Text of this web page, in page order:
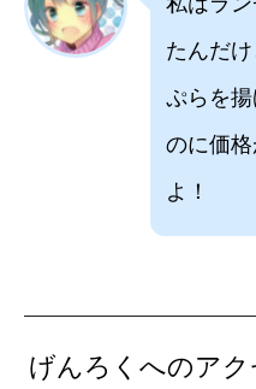
たんだ
ぷらを
のに価
よ！
げんろくへのアク